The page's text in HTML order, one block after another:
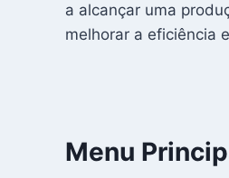
a alcançar uma
melhorar a eficiência
Menu